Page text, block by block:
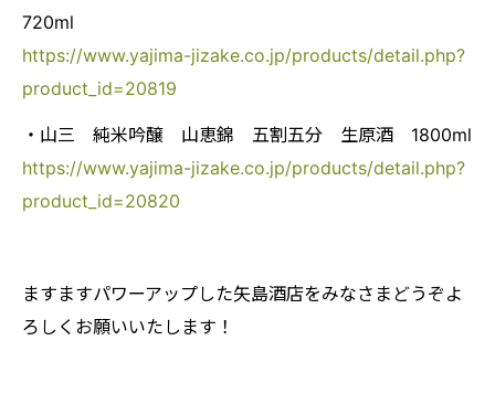
720ml
https://www.yajima-jizake.co.jp/products/detail.php?
product_id=20819
・山三 純米吟醸 山恵錦 五割五分 生原酒 1800ml
https://www.yajima-jizake.co.jp/products/detail.php?
product_id=20820
ますますパワーアップした矢島酒店をみなさまどうぞよ
ろしくお願いいたします！